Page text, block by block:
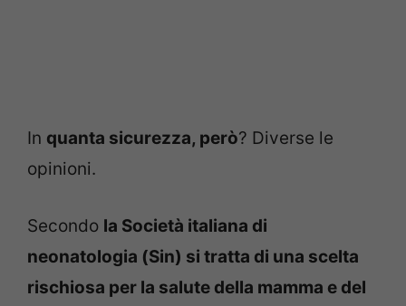
In quanta sicurezza, però? Diverse le
opinioni.
Secondo la Società italiana di
neonatologia (Sin) si tratta di una scelta
rischiosa per la salute della mamma e del